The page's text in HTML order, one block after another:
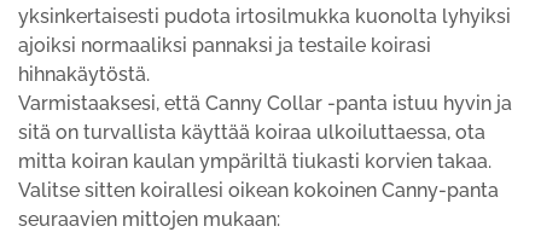
yksinkertaisesti pudota irtosilmukka kuonolta lyhyiksi
ajoiksi normaaliksi pannaksi ja testaile koirasi
hihnakäytöstä.
Varmistaaksesi, että Canny Collar -panta istuu hyvin ja
sitä on turvallista käyttää koiraa ulkoiluttaessa, ota
mitta koiran kaulan ympäriltä tiukasti korvien takaa.
Valitse sitten koirallesi oikean kokoinen Canny-panta
seuraavien mittojen mukaan: